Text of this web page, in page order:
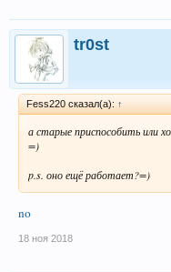
tr0st
Fess220 сказал(а): ↑
а старые приспособить или
=)
p.s. оно ещё работает?=)
no
18 ноя 2018